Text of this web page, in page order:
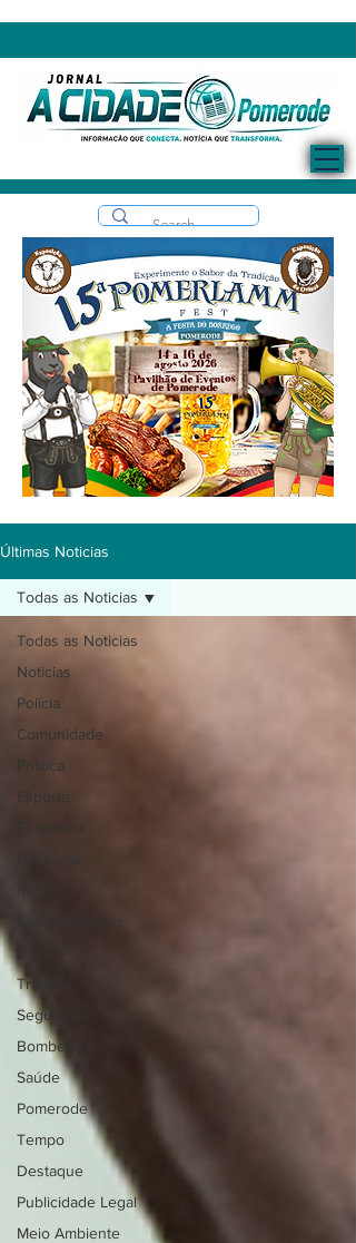
Últimas Noticias
Todas as Noticias
Noticias
Polícia
Comunidade
Política
Esporte
Economia
Entretenimento
Trânsito
Segurança
Bombeiros
Saúde
Pomerode
Tempo
Destaque
Publicidade Legal
Meio Ambiente
Todas as Noticias